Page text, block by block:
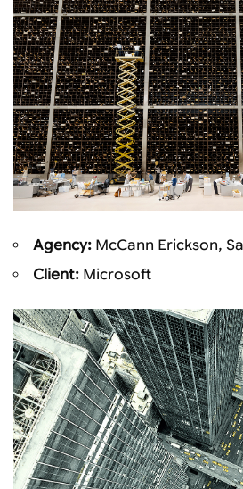
Agency:McCann Erickson,
Client:Microsoft